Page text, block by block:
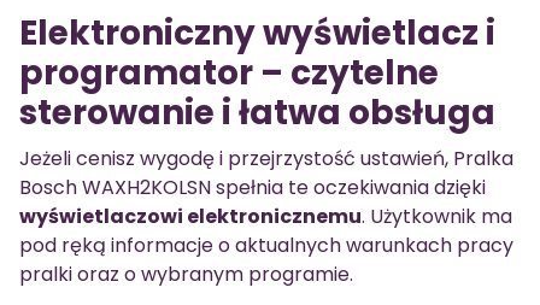
Elektroniczny wyświetlacz i
programator – czytelne
sterowanie i łatwa obsługa
Jeżeli cenisz wygodę i przejrzystość ustawień, Pralka
Bosch WAXH2KOLSN spełnia te oczekiwania dzięki
wyświetlaczowi elektronicznemu. Użytkownik ma
pod ręką informacje o aktualnych warunkach pracy
pralki oraz o wybranym programie.